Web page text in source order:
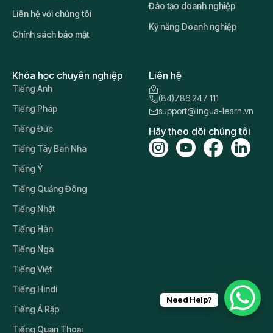
Liên hệ với chúng tôi
Chính sách bảo mật
Đào tạo doanh nghiệp
Kỹ năng Doanh nghiệp
Khóa học chuyên nghiệp
Tiếng Anh
Tiếng Pháp
Tiếng Đức
Tiếng Tây Ban Nha
Tiếng Ý
Tiếng Quảng Đông
Tiếng Nhật
Tiếng Hàn
Tiếng Nga
Tiếng Việt
Tiếng Hindi
Tiếng Ả Rập
Tiếng Quan Thoại
Liên hệ
(84)786 247 111
support@lingua-learn.vn
Hãy theo dõi chúng tôi
Need Help?